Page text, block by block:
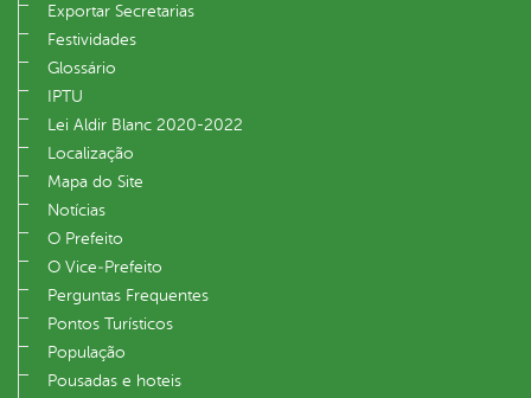
Exportar Secretarias
Festividades
Glossário
IPTU
Lei Aldir Blanc 2020-2022
Localização
Mapa do Site
Notícias
O Prefeito
O Vice‐Prefeito
Perguntas Frequentes
Pontos Turísticos
População
Pousadas e hoteis